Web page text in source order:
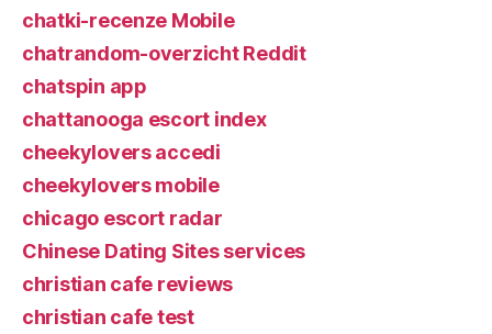
chatki-recenze Mobile
chatrandom-overzicht Reddit
chatspin app
chattanooga escort index
cheekylovers accedi
cheekylovers mobile
chicago escort radar
Chinese Dating Sites services
christian cafe reviews
christian cafe test